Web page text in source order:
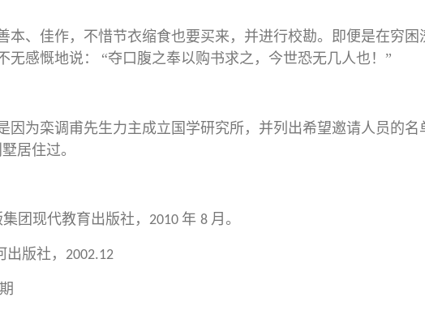
、佳作，不惜节衣缩食也要买来，并进行校勘。即便是在穷困
感慨地说：
“夺口腹之奉以购书求之，今世恐无几人也！”
为栾调甫先生力主成立国学研究所，并列出希望邀请人员的名
居住过。
团现代教育出版社， 2010 年 8 月。
版社， 2002.12
期